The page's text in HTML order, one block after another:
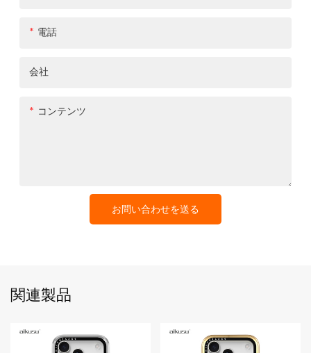
電話
会社
コンテンツ
お問い合わせを送る
関連製品